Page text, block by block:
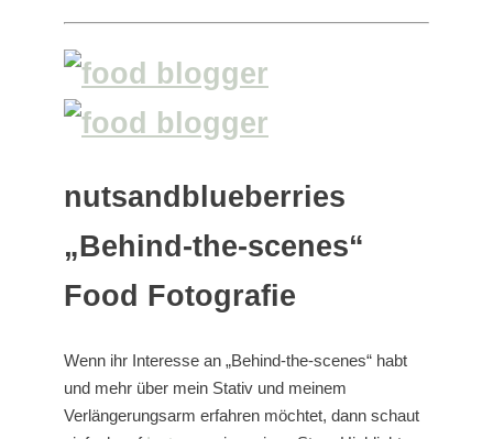
nutsandblueberries
„Behind-the-scenes“
Food Fotografie
Wenn ihr Interesse an „Behind-the-scenes“ habt
und mehr über mein Stativ und meinem
Verlängerungsarm erfahren möchtet, dann schaut